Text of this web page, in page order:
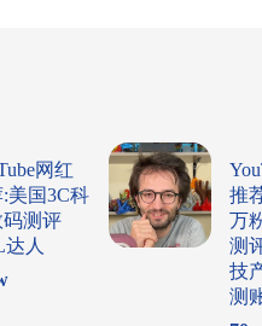
网红
美国3C科
测评
人
推
万
测
技
测